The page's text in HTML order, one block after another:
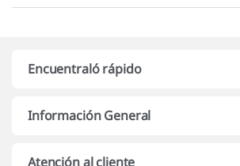
Encuentraló rápido
Información General
Atención al cliente